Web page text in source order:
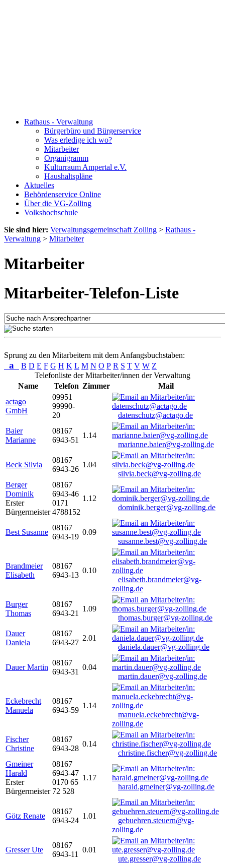
Rathaus - Verwaltung
Bürgerbüro und Bürgerservice
Was erledige ich wo?
Mitarbeiter
Organigramm
Kulturraum Ampertal e.V.
Haushaltspläne
Aktuelles
Behördenservice Online
Über die VG-Zolling
Volkshochschule
Sie sind hier: Verwaltungsgemeinschaft Zolling > Rathaus -
Verwaltung > Mitarbeiter
Mitarbeiter
Mitarbeiter-Telefon-Liste
Sprung zu den Mitarbeitern mit dem Anfangsbuchstaben:
a B D E F G H K L M N O P R S T V W Z
Telefonliste der Mitarbeiter/innen der Verwaltung
Name
Telefon Zimmer
Mail
actago
GmbH
09951
99990-
20
datenschutz@actago.de
Baier
Marianne
08167
6943-51
1.14
marianne.baier@vg-zolling.de
Beck Silvia
08167
6943-26
1.04
silvia.beck@vg-zolling.de
Berger
Dominik
Erster
Bürgermeister
08167
6943-46
0171
4788152
1.12
dominik.berger@vg-zolling.de
Best Susanne
08167
6943-19
0.09
susanne.best@vg-zolling.de
Brandmeier
Elisabeth
08167
6943-13
0.10
elisabeth.brandmeier@vg-
zolling.de
Burger
Thomas
08167
6943-21
1.09
thomas.burger@vg-zolling.de
Dauer
Daniela
08167
6943-27
2.01
daniela.dauer@vg-zolling.de
Dauer Martin
08167
6943-31
0.04
martin.dauer@vg-zolling.de
Eckebrecht
Manuela
08167
6943-59
1.14
manuela.eckebrecht@vg-
zolling.de
Fischer
Christine
08167
6943-28
0.14
christine.fischer@vg-zolling.de
Gmeiner
Harald
Erster
Bürgermeister
08167
6943-47
0170 65
72 528
1.17
harald.gmeiner@vg-zolling.de
Götz Renate
08167
6943-24
1.01
gebuehren.steuern@vg-
zolling.de
Gresser Ute
08167
6943-11
0.01
ute.gresser@vg-zolling.de